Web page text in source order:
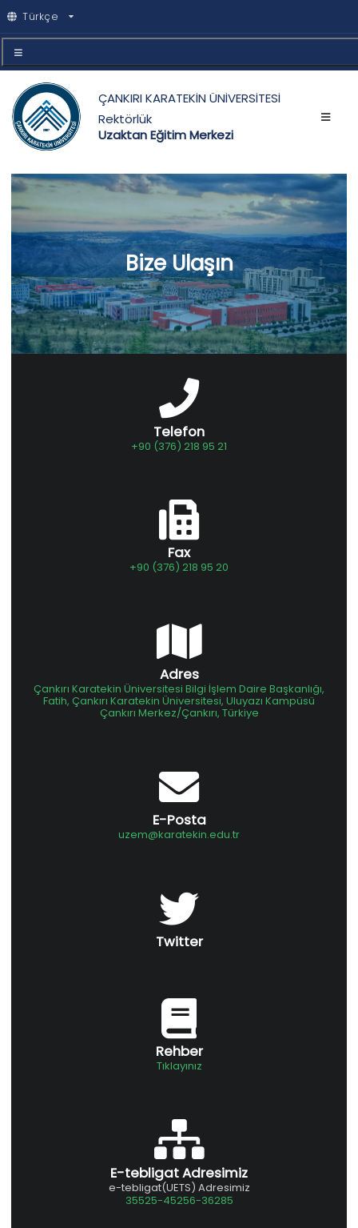
Türkçe
ÇANKIRI KARATEKİN ÜNİVERSİTESİ
Rektörlük
Uzaktan Eğitim Merkezi
Bize Ulaşın
Telefon
+90 (376) 218 95 21
Fax
+90 (376) 218 95 20
Adres
Çankırı Karatekin Üniversitesi Bilgi İşlem Daire Başkanlığı,
Fatih, Çankırı Karatekin Üniversitesi, Uluyazı Kampüsü
Çankırı Merkez/Çankırı, Türkiye
E-Posta
uzem@karatekin.edu.tr
Twitter
Rehber
Tıklayınız
E-tebligat Adresimiz
e-tebligat(UETS) Adresimiz
35525-45256-36285